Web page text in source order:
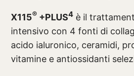
X115® +PLUS4 è il
intensivo con 4 fonti di
acido ialuronico, ceramidi,
vitamine e antiossidanti